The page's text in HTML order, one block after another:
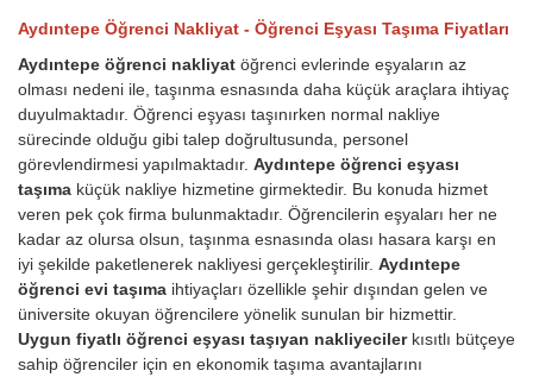
Aydıntepe Öğrenci Nakliyat - Öğrenci Eşyası Taşıma Fiyatları
Aydıntepe öğrenci nakliyat öğrenci evlerinde eşyaların az
olması nedeni ile, taşınma esnasında daha küçük araçlara ihtiyaç
duyulmaktadır. Öğrenci eşyası taşınırken normal nakliye
sürecinde olduğu gibi talep doğrultusunda, personel
görevlendirmesi yapılmaktadır. Aydıntepe öğrenci eşyası
taşıma küçük nakliye hizmetine girmektedir. Bu konuda hizmet
veren pek çok firma bulunmaktadır. Öğrencilerin eşyaları her ne
kadar az olursa olsun, taşınma esnasında olası hasara karşı en
iyi şekilde paketlenerek nakliyesi gerçekleştirilir. Aydıntepe
öğrenci evi taşıma ihtiyaçları özellikle şehir dışından gelen ve
üniversite okuyan öğrencilere yönelik sunulan bir hizmettir.
Uygun fiyatlı öğrenci eşyası taşıyan nakliyeciler kısıtlı bütçeye
sahip öğrenciler için en ekonomik taşıma avantajlarını